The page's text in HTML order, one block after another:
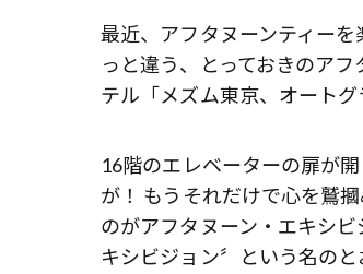
最近、アフタヌーンティー
っと違う、とっておきのア
テル「メズム東京、オート
16階のエレベーターの扉が
が！ もうそれだけで心を鷲
のがアフタヌーン・エキシ
キシビジョン〞という名の